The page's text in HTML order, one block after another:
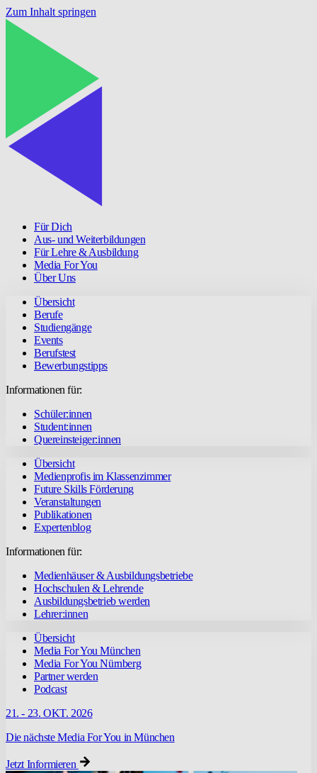
Zum Inhalt springen
Für Dich
Aus- und Weiterbildungen
Für Lehre & Ausbildung
Media For You
Über Uns
Übersicht
Berufe
Studiengänge
Events
Berufstest
Bewerbungstipps
Informationen für:
Schüler:innen
Student:innen
Quereinsteiger:innen
Übersicht
Medienprofis im Klassenzimmer
Future Skills Förderung
Veranstaltungen
Publikationen
Expertenblog
Informationen für:
Medienhäuser & Ausbildungsbetriebe
Hochschulen & Lehrende
Ausbildungsbetrieb werden
Lehrer:innen
Übersicht
Media For You München
Media For You Nürnberg
Partner werden
Podcast
21. - 23. OKT. 2026
Die nächste Media For You in München
Jetzt Informieren